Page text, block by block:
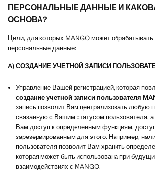
ПЕРСОНАЛЬНЫЕ ДАННЫЕ И
ОСНОВА?
Цели, для которых MANGO может
персональные данные:
A) СОЗДАНИЕ УЧЕТНОЙ ЗАПИСИ
Управление Вашей регистрацией, которая
создание учетной записи пользователя
запись позволит Вам централизовать любую
связанную с Вашим статусом пользователя, а
Вам доступ к определенным функциям,
зарезервированным для этого. Например,
пользователя позволит Вам хранить
которая может быть использована при
взаимодействиях с MANGO.